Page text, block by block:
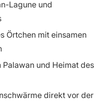
Lagune und
Örtchen mit einsamen
Palawan und Heimat des
direkt vor der